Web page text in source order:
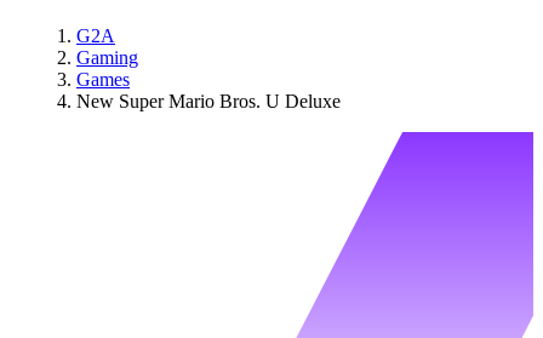
G2A
Gaming
Games
New Super Mario Bros. U Deluxe